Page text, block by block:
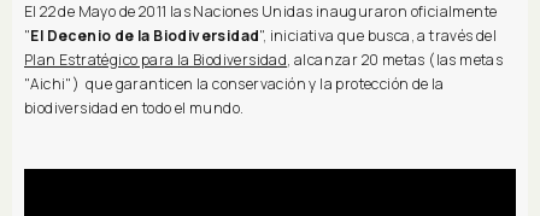
El 22 de Mayo de 2011 las Naciones Unidas inauguraron oficialmente
"El Decenio de la Biodiversidad", iniciativa que busca, a través del
Plan Estratégico para la Biodiversidad, alcanzar 20 metas (las metas
"Aichi") que garanticen la conservación y la protección de la
biodiversidad en todo el mundo.